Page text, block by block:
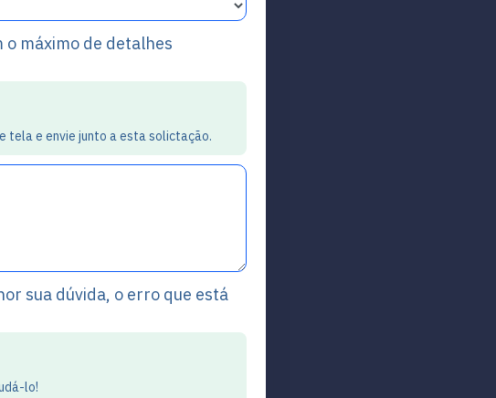
o máximo de detalhes
tela e envie junto a esta solictação.
sua dúvida, o erro que está
lo!